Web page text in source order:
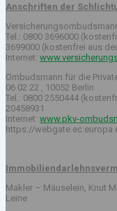
Anschriften der
Tel.: 0800 3696000
3699000 (kostenfrei aus
Internet:
Ombudsmann für die
06 02 22 , 10052 Berlin
Tel.: 0800 2550444
20458931
Internet: www.pkv-
https://
Makler – Mäuselein, Knut
Leine